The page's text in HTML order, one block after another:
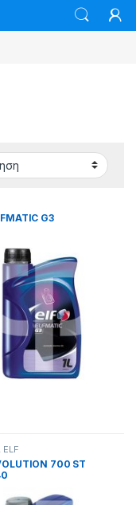
G3
, ELF
700 ST